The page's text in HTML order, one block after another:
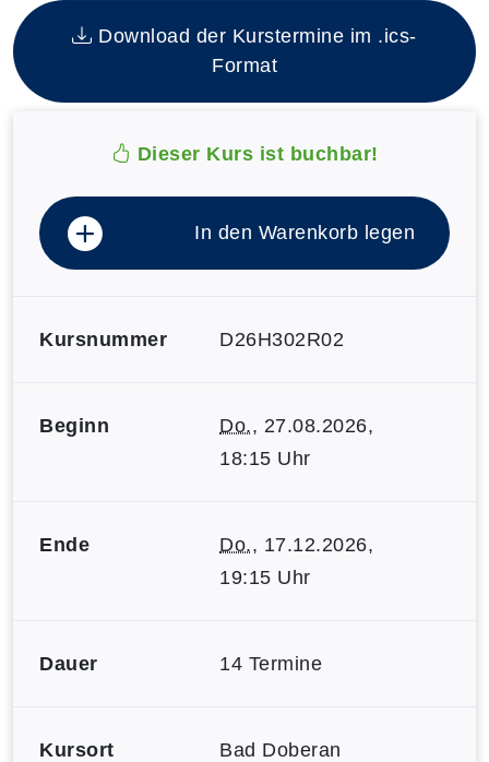
Download der Kurstermine im .ics-
Format
Dieser Kurs ist buchbar!
In den Warenkorb legen
Kursnummer D26H302R02
Beginn Do., 27.08.2026,
18:15 Uhr
Ende Do., 17.12.2026,
19:15 Uhr
Dauer 14 Termine
Kursort
Bad Doberan